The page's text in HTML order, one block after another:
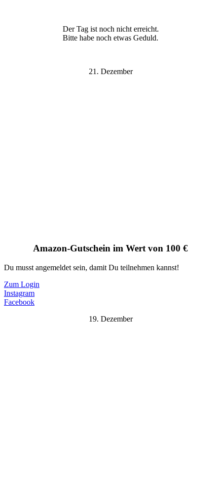
Der Tag ist noch nicht erreicht.
Bitte habe noch etwas Geduld.
21. Dezember
Amazon-Gutschein im Wert von 100 €
Du musst angemeldet sein, damit Du teilnehmen kannst!
Zum Login
Instagram
Facebook
19. Dezember